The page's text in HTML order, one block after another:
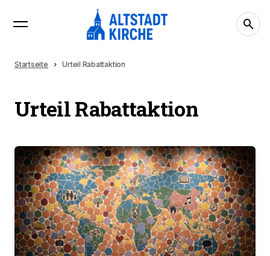
Startseite Urteil Rabattaktion
Urteil Rabattaktion